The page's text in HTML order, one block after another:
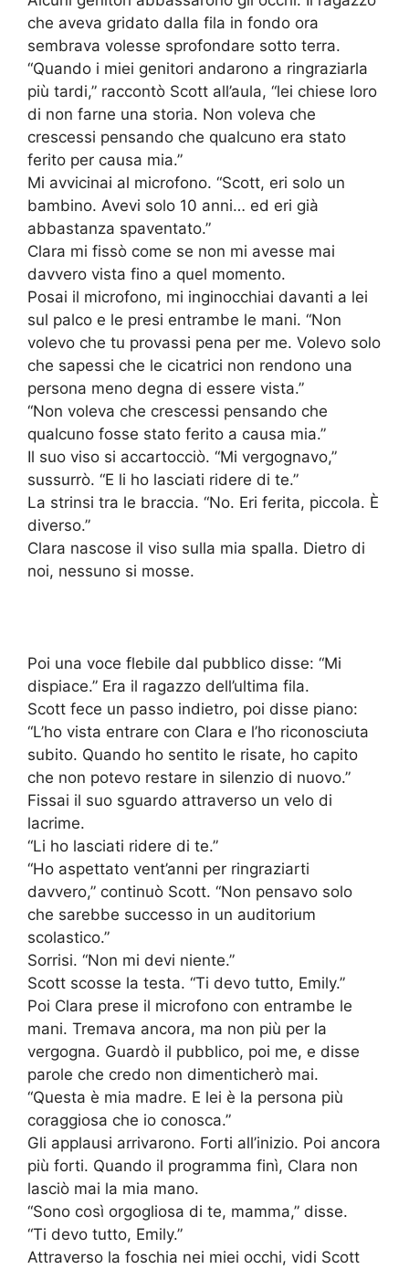
che aveva gridato dalla fila in fondo ora
sembrava volesse sprofondare sotto terra.
“Quando i miei genitori andarono a ringraziarla
più tardi,” raccontò Scott all’aula, “lei chiese loro
di non farne una storia. Non voleva che
crescessi pensando che qualcuno era stato
ferito per causa mia.”
Mi avvicinai al microfono. “Scott, eri solo un
bambino. Avevi solo 10 anni… ed eri già
abbastanza spaventato.”
Clara mi fissò come se non mi avesse mai
davvero vista fino a quel momento.
Posai il microfono, mi inginocchiai davanti a lei
sul palco e le presi entrambe le mani. “Non
volevo che tu provassi pena per me. Volevo solo
che sapessi che le cicatrici non rendono una
persona meno degna di essere vista.”
“Non voleva che crescessi pensando che
qualcuno fosse stato ferito a causa mia.”
Il suo viso si accartocciò. “Mi vergognavo,”
sussurrò. “E li ho lasciati ridere di te.”
La strinsi tra le braccia. “No. Eri ferita, piccola. È
diverso.”
Clara nascose il viso sulla mia spalla. Dietro di
noi, nessuno si mosse.
Poi una voce flebile dal pubblico disse: “Mi
dispiace.” Era il ragazzo dell’ultima fila.
Scott fece un passo indietro, poi disse piano:
“L’ho vista entrare con Clara e l’ho riconosciuta
subito. Quando ho sentito le risate, ho capito
che non potevo restare in silenzio di nuovo.”
Fissai il suo sguardo attraverso un velo di
lacrime.
“Li ho lasciati ridere di te.”
“Ho aspettato vent’anni per ringraziarti
davvero,” continuò Scott. “Non pensavo solo
che sarebbe successo in un auditorium
scolastico.”
Sorrisi. “Non mi devi niente.”
Scott scosse la testa. “Ti devo tutto, Emily.”
Poi Clara prese il microfono con entrambe le
mani. Tremava ancora, ma non più per la
vergogna. Guardò il pubblico, poi me, e disse
parole che credo non dimenticherò mai.
“Questa è mia madre. E lei è la persona più
coraggiosa che io conosca.”
Gli applausi arrivarono. Forti all’inizio. Poi ancora
più forti. Quando il programma finì, Clara non
lasciò mai la mia mano.
“Sono così orgogliosa di te, mamma,” disse.
“Ti devo tutto, Emily.”
Attraverso la foschia nei miei occhi, vidi Scott